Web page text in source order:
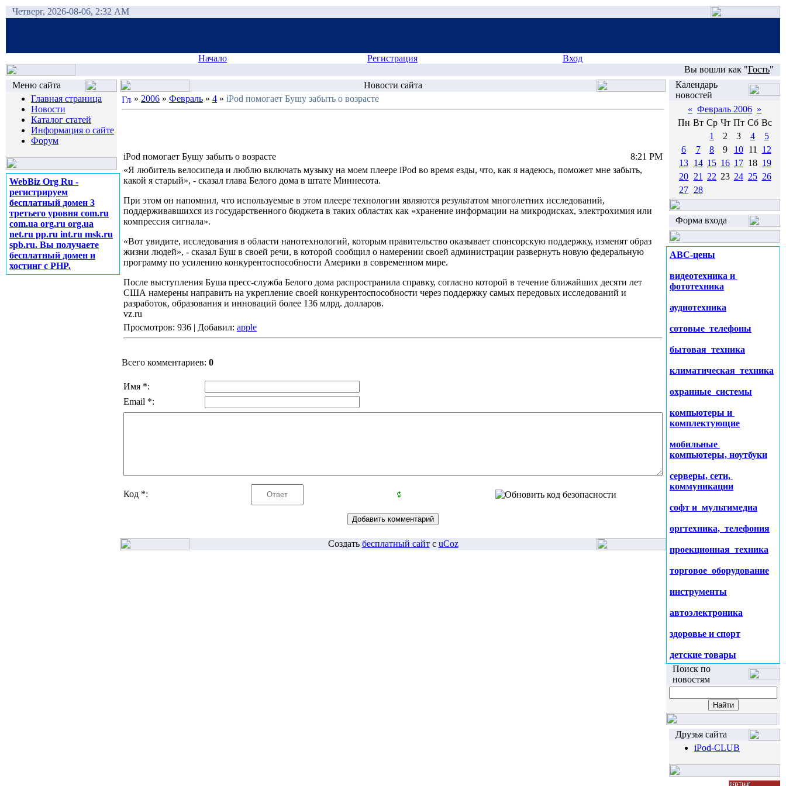
Четверг, 2026-08-06, 2:32 AM
Начало Регистрация
Вход
Вы вошли как "Гость"
Меню сайта
Главная страница
Новости
Каталог статей
Информация о сайте
Форум
WebBiz Org Ru -
регистрируем
бесплатный домен 3
третьего уровня com.ru
com.ua org.ru org.ua
net.ru pp.ru int.ru msk.ru
spb.ru. Вы получаете
бесплатный домен и
хостинг с PHP.
Новости сайта
» 2006 » Февраль » 4 » iPod помогает Бушу забыть о возрасте
iPod помогает Бушу забыть о возрасте
8:21 PM
«Я любитель велосипеда и люблю включать музыку на моем плеере iPod во время езды, что, как я надеюсь, поможет мне забыть,
какой я старый», - сказал глава Белого дома в штате Миннесота.
При этом он напомнил, что используемые в этом плеере технологии являются результатом многолетних исследований,
поддерживавшихся из государственного бюджета в таких областях как «хранение информации на микродисках, электрохимия или
компрессия сигнала».
«Вот увидите, исследования в области нанотехнологий, которым правительство оказывает спонсорскую поддержку, изменят образ
жизни людей», - сказал Буш в своей речи, в которой сообщил о намерении своей администрации развернуть новую федеральную
программу по усилению конкурентоспособности Америки в современном мире.
После выступления Буша пресс-служба Белого дома распространила справку, согласно которой в течение ближайших десяти лет
США намерены направить на укрепление своей конкурентоспособности через поддержку самых передовых исследований и
разработок, образования и инноваций более 136 млрд. долларов.
vz.ru
Просмотров: 936 | Добавил: apple
Всего комментариев: 0
Имя *:
Email *:
Код *:
Создать бесплатный сайтс uCoz
Календарь
новостей
« Февраль 2006 »
Пн Вт Ср Чт Пт Сб Вс
1
2 3 4
5
6
7 8 9 10 11
12
13 14 15 16 17 18 19
20 21 22 23 24 25 26
27 28
Форма входа
ABC-цены
видеотехника и
фототехника
аудиотехника
сотовые телефоны
бытовая техника
климатическая техника
охранные системы
компьютеры и
комплектующие
мобильные
компьютеры, ноутбуки
серверы, сети,
коммуникации
софт и мультимедиа
оргтехника, телефония
проекционная техника
торговое оборудование
инструменты
автоэлектроника
здоровье и спорт
детские товары
Поиск по
новостям
Друзья сайта
iPod-CLUB